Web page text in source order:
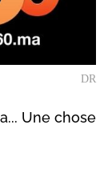
DR
Une chose